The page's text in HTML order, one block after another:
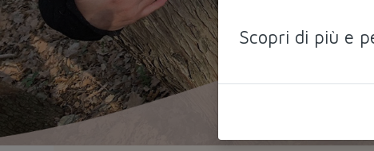
Scopri di più e